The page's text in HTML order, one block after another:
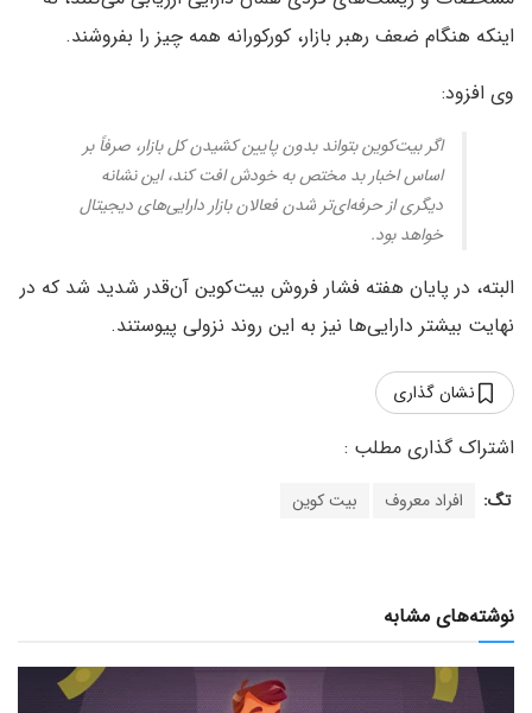
اینکه هنگام ضعف رهبر بازار، کورکورانه همه چیز را بفروشند.
وی افزود:
اگر بیت‌کوین بتواند بدون پایین کشیدن کل بازار، صرفاً بر
اساس اخبار بد مختص به خودش افت کند، این نشانه
دیگری از حرفه‌ای‌تر شدن فعالان بازار دارایی‌های دیجیتال
خواهد بود.
البته، در پایان هفته فشار فروش بیت‌کوین آن‌قدر شدید شد که در
نهایت بیشتر دارایی‌ها نیز به این روند نزولی پیوستند.
نشان گذاری
تگ: افراد معروف بیت کوین
نوشته‌های مشابه